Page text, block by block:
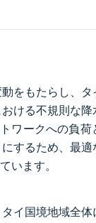
をもたらし、
ける不規則な
ワークへの負
するため、最
います。
イ国境地域全